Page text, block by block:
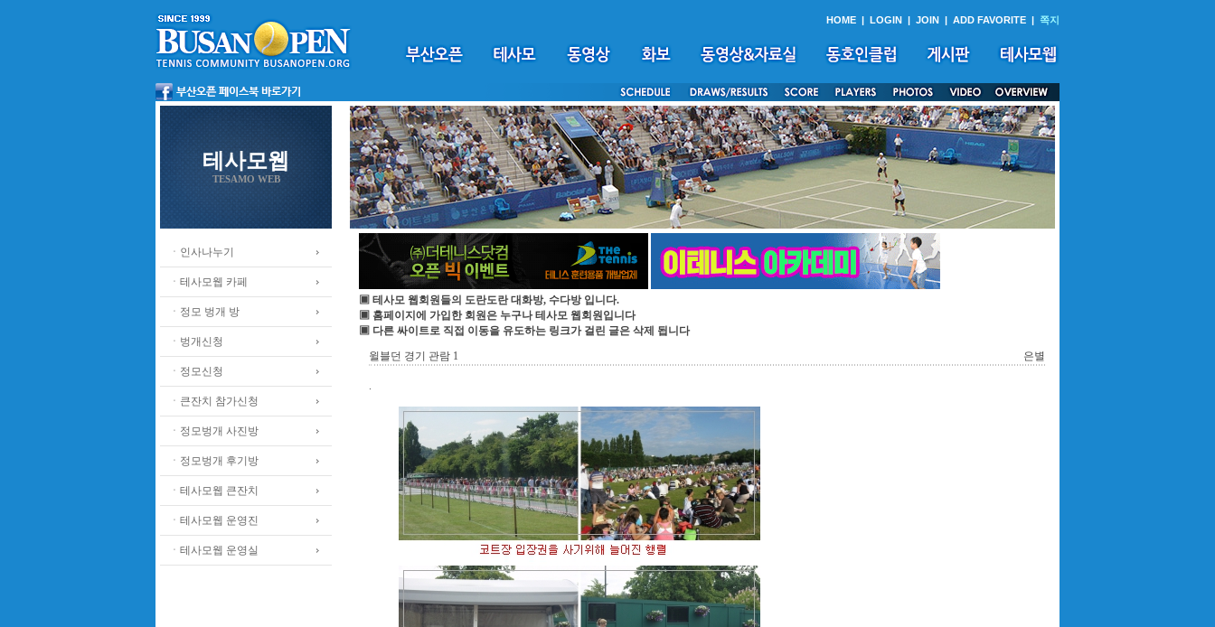
HOME | LOGIN | JOIN | ADD FAVORITE | 쪽지
테사모웹
TESAMO WEB
ㆍ인사나누기
ㆍ테사모웹 카페
ㆍ정모 벙개 방
ㆍ벙개신청
ㆍ정모신청
ㆍ큰잔치 참가신청
ㆍ정모벙개 사진방
ㆍ정모벙개 후기방
ㆍ테사모웹 큰잔치
ㆍ테사모웹 운영진
ㆍ테사모웹 운영실
▣ 테사모 웹회원들의 도란도란 대화방, 수다방 입니다.
▣ 홈페이지에 가입한 회원은 누구나 테사모 웹회원입니다
▣ 다른 싸이트로 직접 이동을 유도하는 링크가 걸린 글은 삭제 됩니다
윌블던 경기 관람 1
은별
.